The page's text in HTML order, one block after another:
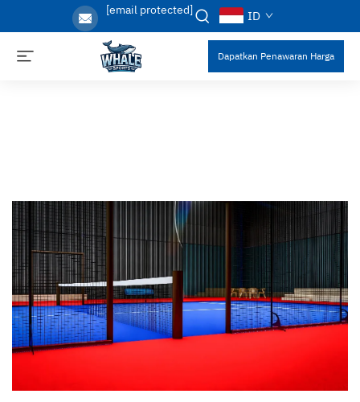
[email protected] ID
Dapatkan Penawaran Harga